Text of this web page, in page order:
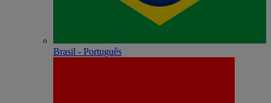
Brasil - Português